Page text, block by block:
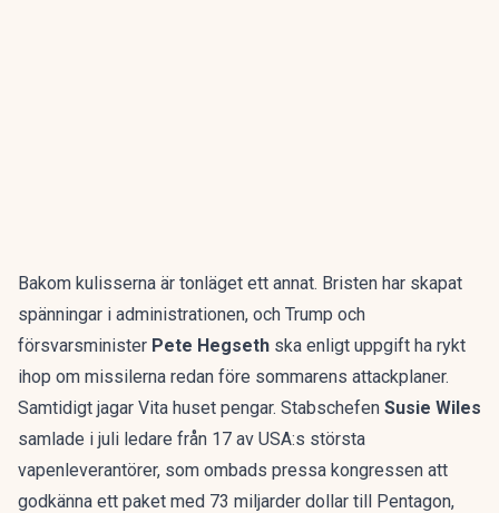
Bakom kulisserna är tonläget ett annat. Bristen har skapat
spänningar i administrationen, och Trump och
försvarsminister Pete Hegseth ska enligt uppgift ha rykt
ihop om missilerna redan före sommarens attackplaner.
Samtidigt jagar Vita huset pengar. Stabschefen Susie Wiles
samlade i juli ledare från 17 av USA:s största
vapenleverantörer, som ombads pressa kongressen att
godkänna ett paket med 73 miljarder dollar till Pentagon,